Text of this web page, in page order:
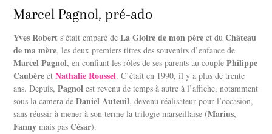
Marcel Pagnol, pré-ado
Yves Robert s’était emparé deLa Gloire de mon père et duChâteau
de ma mère, les deux premiers titres des souvenirs d’enfance de
Marcel Pagnol, en confiant les rôles de ses parents au couplePhilippe
Caubère etNathalie Roussel. C’était en 1990, il y a plus de trente
ans. Depuis,Pagnol est revenu de temps à autre à l’affiche, notamment
sous la camera deDaniel Auteuil, devenu réalisateur pour l’occasion,
sans réussir à mener à son terme la trilogie marseillaise (Marius,
Fanny mais pasCésar).